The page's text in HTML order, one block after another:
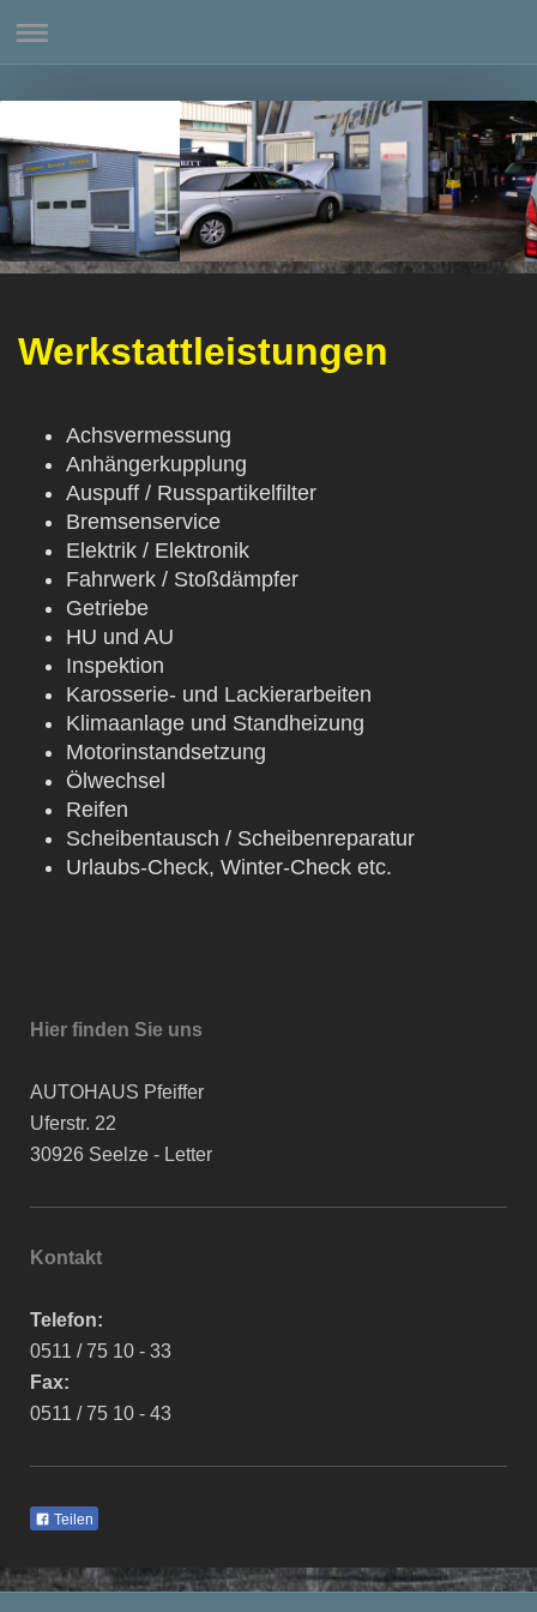
Werkstattleistungen
Achsvermessung
Anhängerkupplung
Auspuff / Russpartikelfilter
Bremsenservice
Elektrik / Elektronik
Fahrwerk / Stoßdämpfer
Getriebe
HU und AU
Inspektion
Karosserie- und Lackierarbeiten
Klimaanlage und Standheizung
Motorinstandsetzung
Ölwechsel
Reifen
Scheibentausch / Scheibenreparatur
Urlaubs-Check, Winter-Check etc.
Hier finden Sie uns
AUTOHAUS Pfeiffer
Uferstr. 22
30926 Seelze - Letter
Kontakt
Telefon:
0511 / 75 10 - 33
Fax:
0511 / 75 10 - 43
Teilen